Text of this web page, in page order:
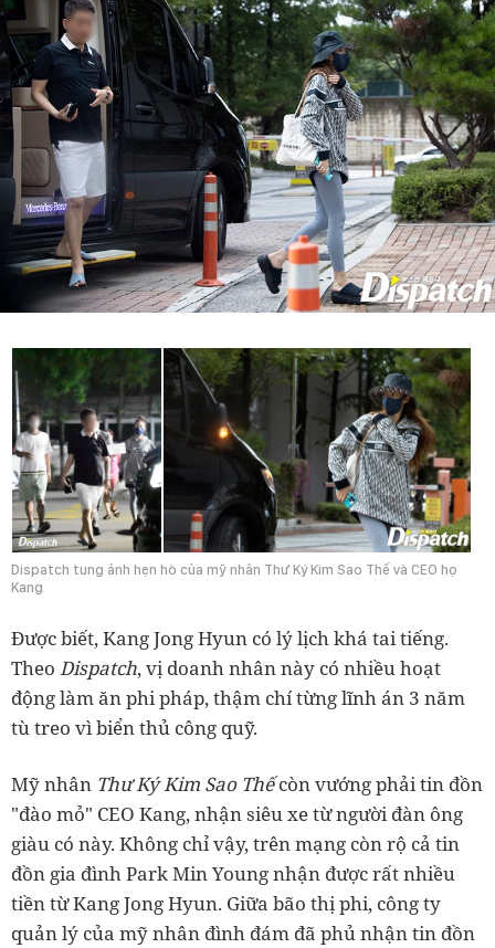
Dispatch tung ảnh hẹn hò của mỹ nhân Thư Ký Kim Sao Thế và CEO họ
Kang
Được biết, Kang Jong Hyun có lý lịch khá tai tiếng.
Theo Dispatch, vị doanh nhân này có nhiều hoạt
động làm ăn phi pháp, thậm chí từng lĩnh án 3 năm
tù treo vì biển thủ công quỹ.
Mỹ nhân Thư Ký Kim Sao Thếcòn vướng phải tin đồn
"đào mỏ" CEO Kang, nhận siêu xe từ người đàn ông
giàu có này. Không chỉ vậy, trên mạng còn rộ cả tin
đồn gia đình Park Min Young nhận được rất nhiều
tiền từ Kang Jong Hyun. Giữa bão thị phi, công ty
quản lý của mỹ nhân đình đám đã phủ nhận tin đồn